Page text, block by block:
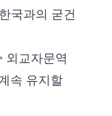
국과의 굳건
외교자문역
속 유지할